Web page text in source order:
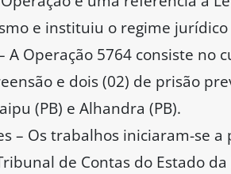
e instituiu o regime
A Operação 5764 consiste
e dois (02) de prisão
(PB) e Alhandra (PB).
– Os trabalhos iniciaram-se
de Contas do Estado